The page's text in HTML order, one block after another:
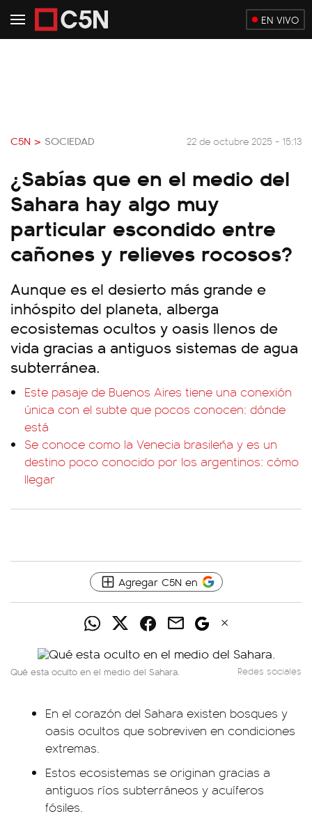
EN VIVO
C5N > SOCIEDAD 22 de octubre 2025 - 15:13
¿Sabías que en el medio del
Sahara hay algo muy
particular escondido entre
cañones y relieves rocosos?
Aunque es el desierto más grande e
inhóspito del planeta, alberga
ecosistemas ocultos y oasis llenos de
vida gracias a antiguos sistemas de agua
subterránea.
Este pasaje de Buenos Aires tiene una conexión
única con el subte que pocos conocen: dónde
está
Se conoce como la Venecia brasileña y es un
destino poco conocido por los argentinos: cómo
llegar
Agregar C5N en
Qué esta oculto en el medio del Sahara. Redes sociales
En el corazón del Sahara existen bosques y
oasis ocultos que sobreviven en condiciones
extremas.
Estos ecosistemas se originan gracias a
antiguos ríos subterráneos y acuíferos
fósiles.